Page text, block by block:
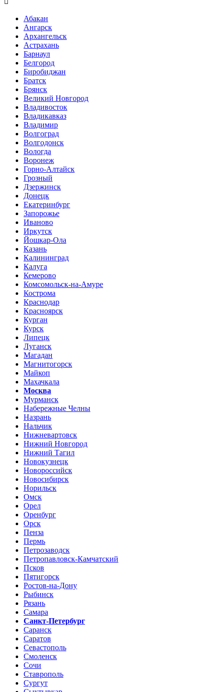
Абакан
Ангарск
Архангельск
Астрахань
Барнаул
Белгород
Биробиджан
Братск
Брянск
Великий Новгород
Владивосток
Владикавказ
Владимир
Волгоград
Волгодонск
Вологда
Воронеж
Горно-Алтайск
Грозный
Дзержинск
Донецк
Екатеринбург
Запорожье
Иваново
Иркутск
Йошкар-Ола
Казань
Калининград
Калуга
Кемерово
Комсомольск-на-Амуре
Кострома
Краснодар
Красноярск
Курган
Курск
Липецк
Луганск
Магадан
Магнитогорск
Майкоп
Махачкала
Москва
Мурманск
Набережные Челны
Назрань
Нальчик
Нижневартовск
Нижний Новгород
Нижний Тагил
Новокузнецк
Новороссийск
Новосибирск
Норильск
Омск
Орел
Оренбург
Орск
Пенза
Пермь
Петрозаводск
Петропавловск-Камчатский
Псков
Пятигорск
Ростов-на-Дону
Рыбинск
Рязань
Самара
Санкт-Петербург
Саранск
Саратов
Севастополь
Смоленск
Сочи
Ставрополь
Сургут